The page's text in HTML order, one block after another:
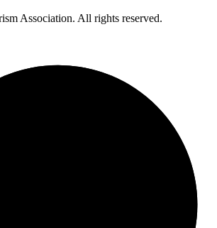
Association. All rights reserved.